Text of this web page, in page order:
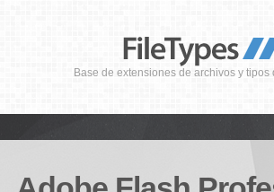
Base de extensiones de archivos y tipos